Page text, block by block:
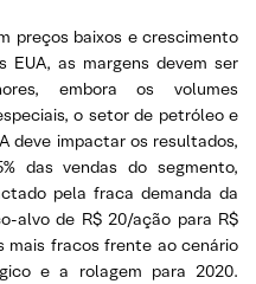
preços baixos e crescimento
EUA, as margens devem ser
embora os volumes
o setor de petróleo e
deve impactar os resultados,
das vendas do segmento,
pela fraca demanda da
alvo de R$ 20/ação para R$
mais fracos frente ao cenário
e a rolagem para 2020.